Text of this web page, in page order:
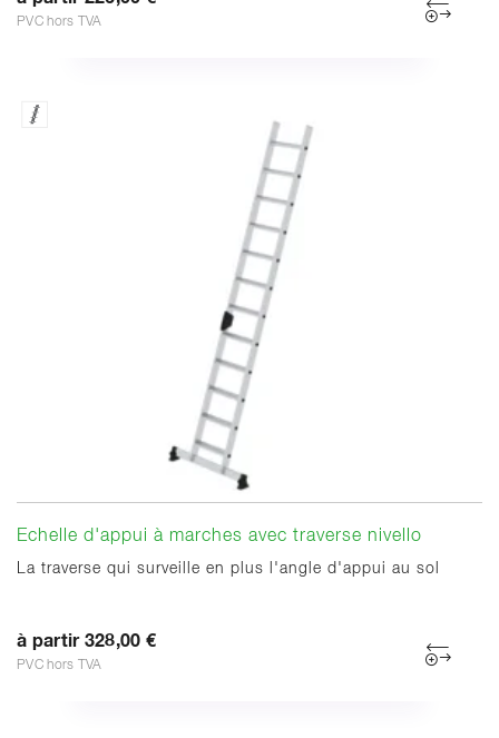
PVC hors TVA
Echelle d'appui à marches avec traverse nivello
La traverse qui surveille en plus l'angle d'appui au sol
à partir 328,00 €
PVC hors TVA